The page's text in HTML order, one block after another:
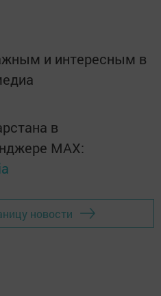
и интересным в
в
MАХ:
новости